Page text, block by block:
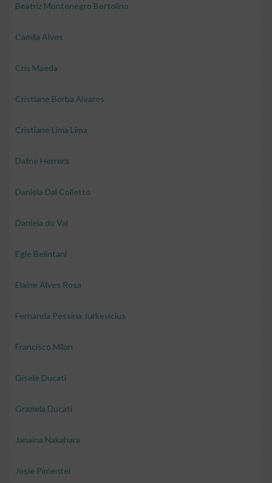
Beatriz Montenegro Bertolino
Camila Alves
Cris Maeda
Cristiane Borba Alvares
Cristiane Lima Lima
Dafne Herrera
Daniela Dal Colletto
Daniela do Val
Egle Belintani
Elaine Alves Rosa
Fernanda Pessina Jurkevicius
Francisco Milan
Gisele Ducati
Graziela Ducati
Janaina Nakahara
Josie Pimentel